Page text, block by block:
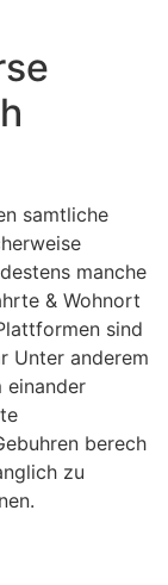
samtliche
manche
& Wohnort
sind
Unter anderem
einander
berech
zu